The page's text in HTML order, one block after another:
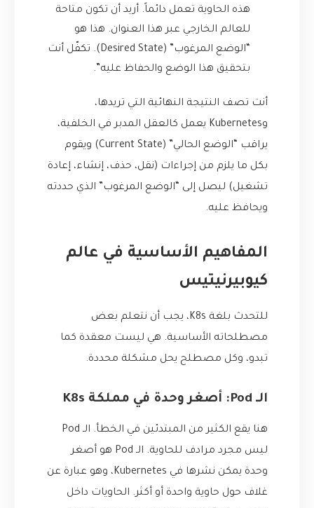
هذه الحاوية تعمل دائماً. أريد أن تكون متاحة
للعالم الخارجي عبر هذا العنوان. هذا هو
“الوضع المرغوب” (Desired State). تكفّل أنت
بتحقيق هذا الوضع والحفاظ عليه”.
أنت تصف النتيجة النهائية التي تريدها،
وKubernetes يعمل كالعقل المدبر في الخلفية،
يراقب “الوضع الحالي” (Current State) ويقوم
بكل ما يلزم من إجراءات (نقل، حذف، إنشاء، إعادة
تشغيل) ليصل إلى “الوضع المرغوب” الذي حددته
ويحافظ عليه.
المفاهيم الأساسية في عالم
كيوبيرنيتيس
للتحدث بلغة K8s، يجب أن نتعلم بعض
مصطلحاته الأساسية. هي ليست معقدة كما
تبدو، وكل مصطلح يحل مشكلة محددة.
الـ Pod: أصغر وحدة في مملكة K8s
هنا يقع الكثير من المبتدئين في الخطأ. الـ Pod
ليس مجرد مرادف للحاوية. الـ Pod هو أصغر
وحدة يمكن نشرها في Kubernetes، وهو عبارة عن
غلاف حول حاوية واحدة أو أكثر. الحاويات داخل